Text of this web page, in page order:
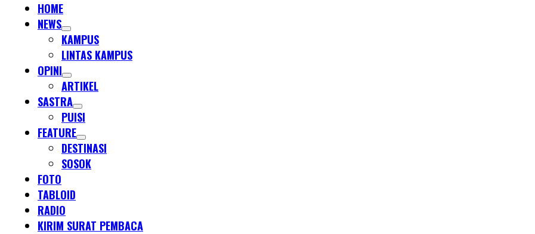
HOME
NEWS
KAMPUS
LINTAS KAMPUS
OPINI
ARTIKEL
SASTRA
PUISI
FEATURE
DESTINASI
SOSOK
FOTO
TABLOID
RADIO
KIRIM SURAT PEMBACA